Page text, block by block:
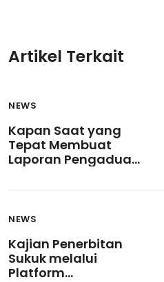
Artikel Terkait
NEWS
Kapan Saat yang
Tepat Membuat
Laporan Pengaduan
NEWS
Kajian Penerbitan
Sukuk melalui
Platform